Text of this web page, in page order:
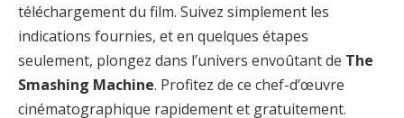
téléchargement du film. Suivez simplement les
indications fournies, et en quelques étapes
seulement, plongez dans l’univers envoûtant de The
Smashing Machine. Profitez de ce chef-d’œuvre
cinématographique rapidement et gratuitement.